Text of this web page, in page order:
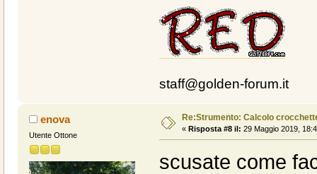
staff@golden-forum.it
enova
Utente Ottone
Re:Strumento: Calcolo
« Risposta #8 il: 29 Maggio 2019,
scusate come